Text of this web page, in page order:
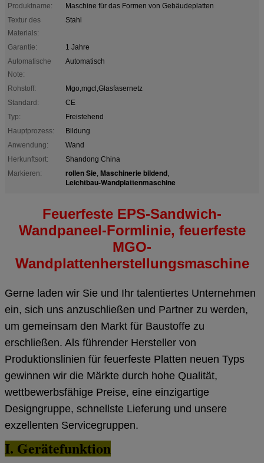
Produktname:
Maschine für das Formen von Gebäudeplatten
Textur des
Materials:
Stahl
Garantie:
1 Jahre
Automatische
Note:
Automatisch
Rohstoff:
Mgo,mgcl,Glasfasernetz
Standard:
CE
Typ:
Freistehend
Hauptprozess:
Bildung
Anwendung:
Wand
Herkunftsort:
Shandong China
Markieren:
rollen Sie, Maschinerie bildend,
Leichtbau-Wandplattenmaschine
Feuerfeste EPS-Sandwich-
Wandpaneel-Formlinie, feuerfeste
MGO-
Wandplattenherstellungsmaschine
Gerne laden wir Sie und Ihr talentiertes Unternehmen
ein, sich uns anzuschließen und Partner zu werden,
um gemeinsam den Markt für Baustoffe zu
erschließen. Als führender Hersteller von
Produktionslinien für feuerfeste Platten neuen Typs
gewinnen wir die Märkte durch hohe Qualität,
wettbewerbsfähige Preise, eine einzigartige
Designgruppe, schnellste Lieferung und unsere
exzellenten Servicegruppen.
I. Gerätefunktion